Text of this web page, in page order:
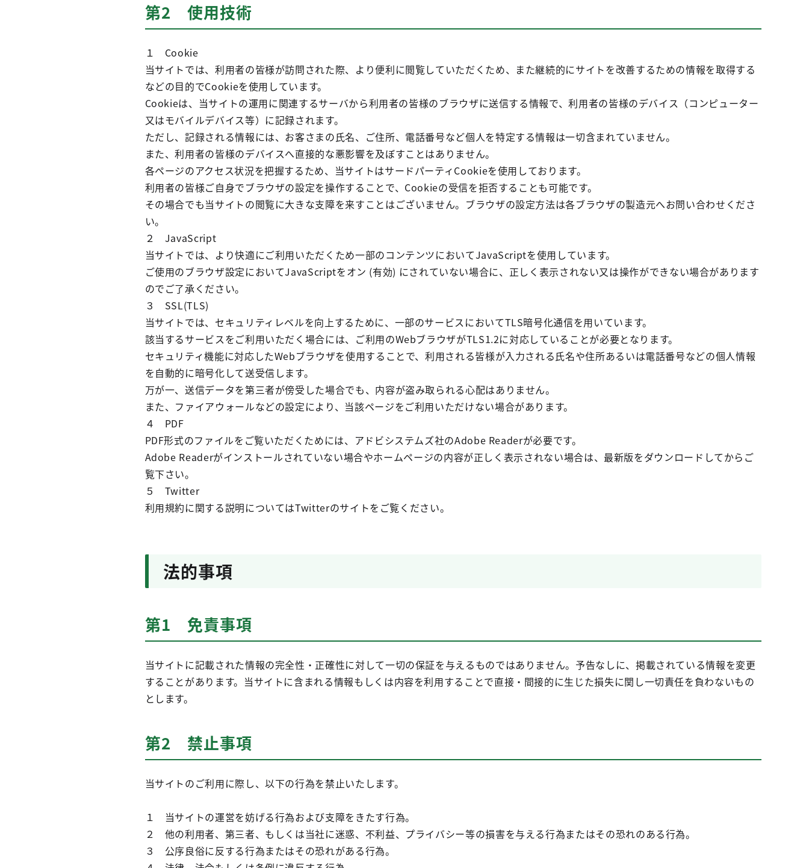
第2 使用技術
１ Cookie
当サイトでは、利用者の皆様が訪問された際、より便利に閲覧していただくため、また継続的にサイトを改善するための情報を取得する
などの目的でCookieを使用しています。
Cookieは、当サイトの運用に関連するサーバから利用者の皆様のブラウザに送信する情報で、利用者の皆様のデバイス（コンピューター
又はモバイルデバイス等）に記録されます。
ただし、記録される情報には、お客さまの氏名、ご住所、電話番号など個人を特定する情報は一切含まれていません。
また、利用者の皆様のデバイスへ直接的な悪影響を及ぼすことはありません。
各ページのアクセス状況を把握するため、当サイトはサードパーティCookieを使用しております。
利用者の皆様ご自身でブラウザの設定を操作することで、Cookieの受信を拒否することも可能です。
その場合でも当サイトの閲覧に大きな支障を来すことはございません。ブラウザの設定方法は各ブラウザの製造元へお問い合わせくださ
い。
２ JavaScript
当サイトでは、より快適にご利用いただくため一部のコンテンツにおいてJavaScriptを使用しています。
ご使用のブラウザ設定においてJavaScriptをオン (有効) にされていない場合に、正しく表示されない又は操作ができない場合があります
のでご了承ください。
３ SSL(TLS)
当サイトでは、セキュリティレベルを向上するために、一部のサービスにおいてTLS暗号化通信を用いています。
該当するサービスをご利用いただく場合には、ご利用のWebブラウザがTLS1.2に対応していることが必要となります。
セキュリティ機能に対応したWebブラウザを使用することで、利用される皆様が入力される氏名や住所あるいは電話番号などの個人情報
を自動的に暗号化して送受信します。
万が一、送信データを第三者が傍受した場合でも、内容が盗み取られる心配はありません。
また、ファイアウォールなどの設定により、当該ページをご利用いただけない場合があります。
４ PDF
PDF形式のファイルをご覧いただくためには、アドビシステムズ社のAdobe Readerが必要です。
Adobe Readerがインストールされていない場合やホームページの内容が正しく表示されない場合は、最新版をダウンロードしてからご
覧下さい。
５ Twitter
利用規約に関する説明についてはTwitterのサイトをご覧ください。
法的事項
第1 免責事項
当サイトに記載された情報の完全性・正確性に対して一切の保証を与えるものではありません。予告なしに、掲載されている情報を変更
することがあります。当サイトに含まれる情報もしくは内容を利用することで直接・間接的に生じた損失に関し一切責任を負わないもの
とします。
第2 禁止事項
当サイトのご利用に際し、以下の行為を禁止いたします。
１ 当サイトの運営を妨げる行為および支障をきたす行為。
２ 他の利用者、第三者、もしくは当社に迷惑、不利益、プライバシー等の損害を与える行為またはその恐れのある行為。
３ 公序良俗に反する行為またはその恐れがある行為。